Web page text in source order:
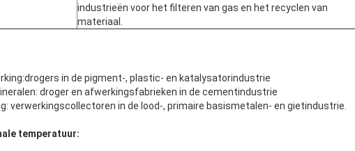
industrieën voor het filteren van gas en het recyclen van
materiaal.
in de pigment-, plastic- en katalysatorindustrie
droger en afwerkingsfabrieken in de cementindustrie
verwerkingscollectoren in de lood-, primaire basismetalen- en gietindustrie.
temperatuur: